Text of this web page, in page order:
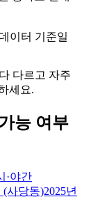
이터 기준일
다르고 자주
세요.
능 여부
·야간
(사당동)2025년